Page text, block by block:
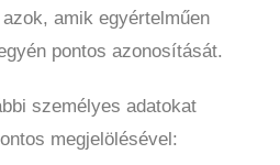
amik egyértelműen
pontos azonosítását.
személyes adatokat
megjelölésével: